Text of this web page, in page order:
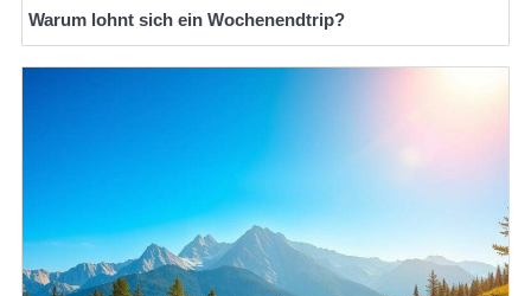
Warum lohnt sich ein Wochenendtrip?